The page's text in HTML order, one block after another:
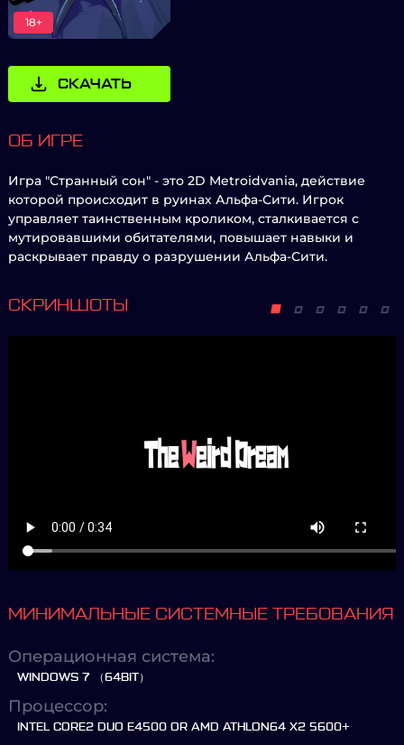
18+
СКАЧАТЬ
ОБ ИГРЕ
Игра "Странный сон" - это 2D Metroidvania, действие
которой происходит в руинах Альфа-Сити. Игрок
управляет таинственным кроликом, сталкивается с
мутировавшими обитателями, повышает навыки и
раскрывает правду о разрушении Альфа-Сити.
СКРИНШОТЫ
МИНИМАЛЬНЫЕ СИСТЕМНЫЕ ТРЕБОВАНИЯ
Операционная система:
WINDOWS 7 （64BIT）
Процессор:
INTEL CORE2 DUO E4500 OR AMD ATHLON64 X2 5600+